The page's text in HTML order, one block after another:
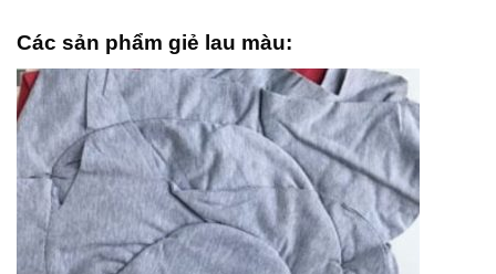
Các sản phẩm giẻ lau màu: